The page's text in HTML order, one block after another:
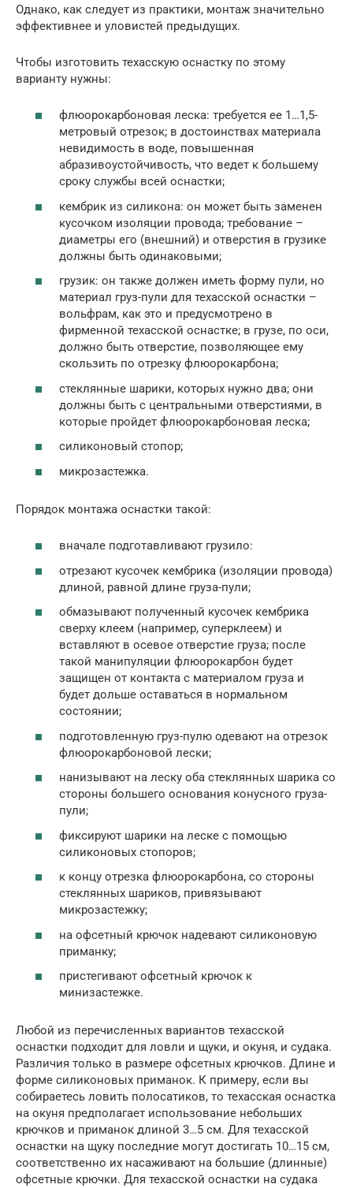
Однако, как следует из практики, монтаж значительно
эффективнее и уловистей предыдущих.
Чтобы изготовить техасскую оснастку по этому
варианту нужны:
флюорокарбоновая леска: требуется ее 1…1,5-
метровый отрезок; в достоинствах материала
невидимость в воде, повышенная
абразивоустойчивость, что ведет к большему
сроку службы всей оснастки;
кембрик из силикона: он может быть заменен
кусочком изоляции провода; требование –
диаметры его (внешний) и отверстия в грузике
должны быть одинаковыми;
грузик: он также должен иметь форму пули, но
материал груз-пули для техасской оснастки –
вольфрам, как это и предусмотрено в
фирменной техасской оснастке; в грузе, по оси,
должно быть отверстие, позволяющее ему
скользить по отрезку флюорокарбона;
стеклянные шарики, которых нужно два; они
должны быть с центральными отверстиями, в
которые пройдет флюорокарбоновая леска;
силиконовый стопор;
микрозастежка.
Порядок монтажа оснастки такой:
вначале подготавливают грузило:
отрезают кусочек кембрика (изоляции провода)
длиной, равной длине груза-пули;
обмазывают полученный кусочек кембрика
сверху клеем (например, суперклеем) и
вставляют в осевое отверстие груза; после
такой манипуляции флюорокарбон будет
защищен от контакта с материалом груза и
будет дольше оставаться в нормальном
состоянии;
подготовленную груз-пулю одевают на отрезок
флюорокарбоновой лески;
нанизывают на леску оба стеклянных шарика со
стороны большего основания конусного груза-
пули;
фиксируют шарики на леске с помощью
силиконовых стопоров;
к концу отрезка флюорокарбона, со стороны
стеклянных шариков, привязывают
микрозастежку;
на офсетный крючок надевают силиконовую
приманку;
пристегивают офсетный крючок к
минизастежке.
Любой из перечисленных вариантов техасской
оснастки подходит для ловли и щуки, и окуня, и судака.
Различия только в размере офсетных крючков. Длине и
форме силиконовых приманок. К примеру, если вы
собираетесь ловить полосатиков, то техасская оснастка
на окуня предполагает использование небольших
крючков и приманок длиной 3…5 см. Для техасской
оснастки на щуку последние могут достигать 10…15 см,
соответственно их насаживают на большие (длинные)
офсетные крючки. Для техасской оснастки на судака